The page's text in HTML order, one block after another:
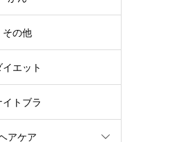
その他
イエット
イトブラ
アケア